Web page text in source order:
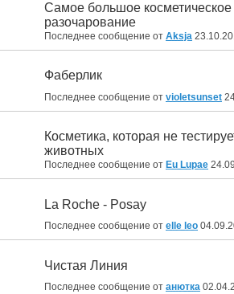
Самое большое косметическое
разочарование
Последнее сообщение от Aksja
Фаберлик
Последнее сообщение от violetsunset
Косметика, которая не
животных
Последнее сообщение от Eu Lupae
La Roche - Posay
Последнее сообщение от elle leo
Чистая Линия
Последнее сообщение от анютка